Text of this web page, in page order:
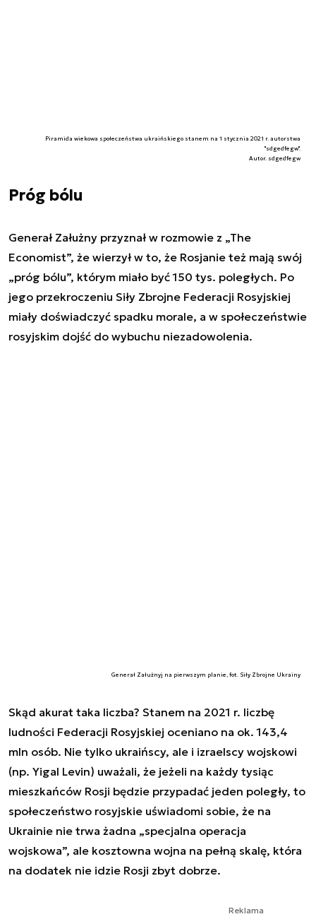
Piramida wiekowa społeczeństwa ukraińskiego stanem na 1 stycznia 2021 r. autorstwa
"sdgedfegw".
Autor. sdgedfegw
Próg bólu
Generał Załużny przyznał w rozmowie z „The
Economist”, że wierzył w to, że Rosjanie też mają swój
„próg bólu”, którym miało być 150 tys. poległych. Po
jego przekroczeniu Siły Zbrojne Federacji Rosyjskiej
miały doświadczyć spadku morale, a w społeczeństwie
rosyjskim dojść do wybuchu niezadowolenia.
Generał Załużnyj na pierwszym planie, fot. Siły Zbrojne Ukrainy
Skąd akurat taka liczba? Stanem na 2021 r. liczbę
ludności Federacji Rosyjskiej oceniano na ok. 143,4
mln osób. Nie tylko ukraińscy, ale i izraelscy wojskowi
(np. Yigal Levin) uważali, że jeżeli na każdy tysiąc
mieszkańców Rosji będzie przypadać jeden poległy, to
społeczeństwo rosyjskie uświadomi sobie, że na
Ukrainie nie trwa żadna „specjalna operacja
wojskowa”, ale kosztowna wojna na pełną skalę, która
na dodatek nie idzie Rosji zbyt dobrze.
Reklama